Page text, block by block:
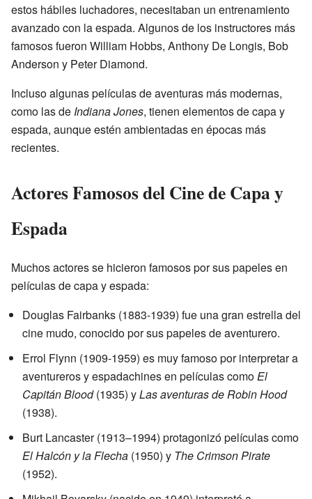
estos hábiles luchadores, necesitaban un entrenamiento
avanzado con la espada. Algunos de los instructores más
famosos fueron William Hobbs, Anthony De Longis, Bob
Anderson y Peter Diamond.
Incluso algunas películas de aventuras más modernas,
como las de Indiana Jones, tienen elementos de capa y
espada, aunque estén ambientadas en épocas más
recientes.
Actores Famosos del Cine de Capa y
Espada
Muchos actores se hicieron famosos por sus papeles en
películas de capa y espada:
Douglas Fairbanks (1883-1939) fue una gran estrella del
cine mudo, conocido por sus papeles de aventurero.
Errol Flynn (1909-1959) es muy famoso por interpretar a
aventureros y espadachines en películas como El
Capitán Blood(1935) yLas aventuras de Robin Hood
(1938).
Burt Lancaster (1913–1994) protagonizó películas como
El Halcón y la Flecha (1950) y The Crimson Pirate
(1952).